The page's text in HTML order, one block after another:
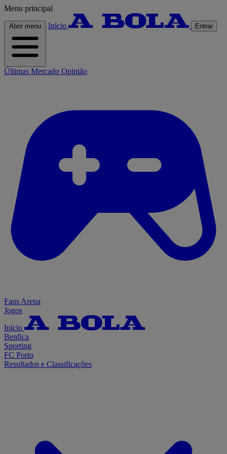
Menu principal
Abrir menu Início Entrar
Últimas Mercado Opinião
Fans Arena
Jogos
Início
Benfica
Sporting
FC Porto
Resultados e Classificações